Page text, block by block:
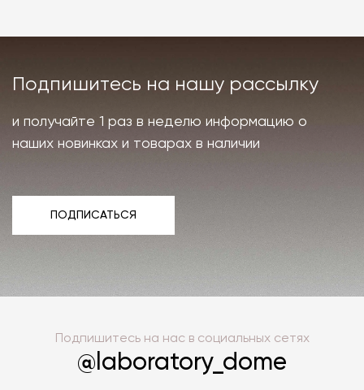
Подпишитесь на нашу рассылку
и получайте 1 раз в неделю информацию о
наших новинках и товарах в наличии
ПОДПИСАТЬСЯ
Подпишитесь на нас в социальных сетях
@laboratory_dome